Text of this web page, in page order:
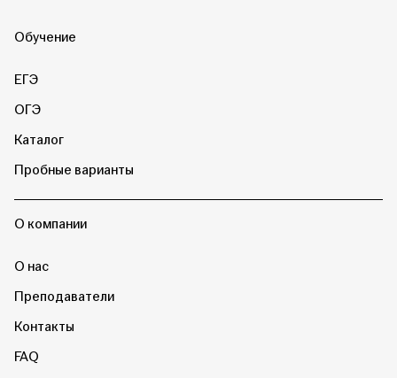
Обучение
ЕГЭ
ОГЭ
Каталог
Пробные варианты
О компании
О нас
Преподаватели
Контакты
FAQ